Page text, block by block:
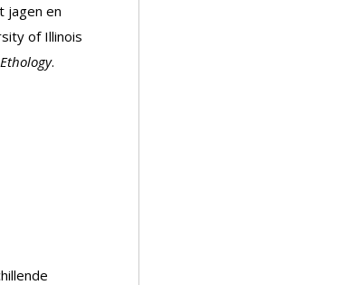
jagen en
of Illinois
Ethology.